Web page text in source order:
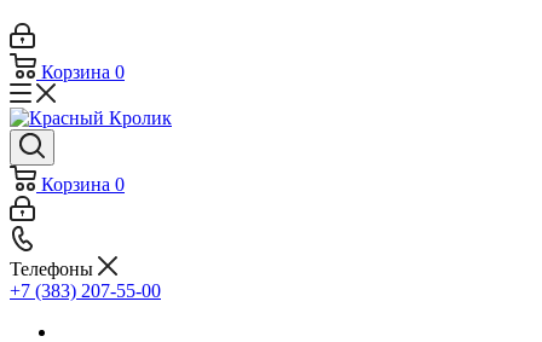
Корзина 0
Корзина 0
Телефоны
+7 (383) 207-55-00